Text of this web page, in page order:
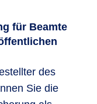
für Beamte
des
Sie die